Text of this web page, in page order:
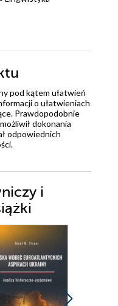
pod kątem ułatwień
o ułatwieniach
Prawdopodobnie
dokonania
odpowiednich
i